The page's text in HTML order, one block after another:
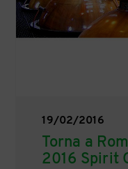
19/02/2016
Torna a
2016 Spirit